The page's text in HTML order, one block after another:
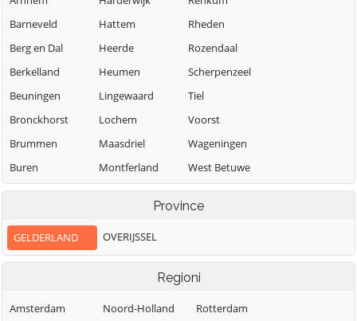
Barneveld
Berg en Dal
Berkelland
Beuningen
Bronckhorst
Brummen
Buren
Culemborg
Doetinchem
Druten
Ede
Hattem
Heerde
Heumen
Lingewaard
Lochem
Maasdriel
Montferland
Neder-Betuwe
Nijmegen
Nunspeet
Oost Gelre
Rheden
Rozendaal
Scherpenzeel
Tiel
Voorst
Wageningen
West Betuwe
West Maas en
Waal
Wijchen
Winterswijk
Zaltbommel
Province
GELDERLAND OVERIJSSEL
Regioni
Amsterdam
Noord-Holland
Rotterdam